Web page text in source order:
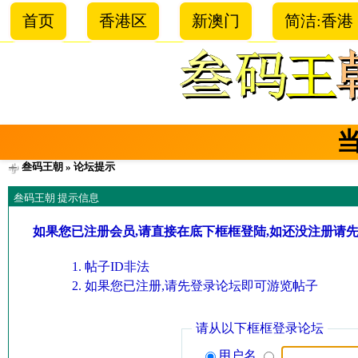
首页 香港区 新澳门 简洁:香港
叁码王朝 » 论坛提示
叁码王朝 提示信息
如果您已注册会员,请直接在底下框框登陆,如还没注册请
帖子ID非法
如果您已注册,请先登录论坛即可游览帖子
请从以下框框登录论坛
用户名